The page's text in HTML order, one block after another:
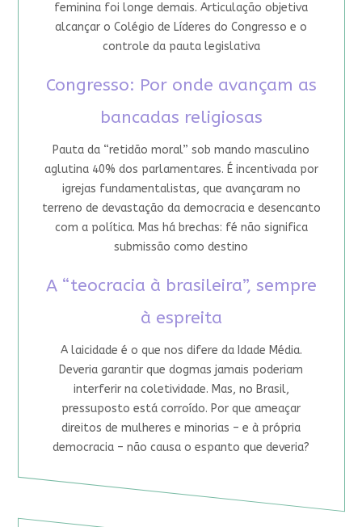
feminina foi longe demais. Articulação objetiva
alcançar o Colégio de Líderes do Congresso e o
controle da pauta legislativa
Congresso: Por onde avançam as
bancadas religiosas
Pauta da “retidão moral” sob mando masculino
aglutina 40% dos parlamentares. É incentivada por
igrejas fundamentalistas, que avançaram no
terreno de devastação da democracia e desencanto
com a política. Mas há brechas: fé não significa
submissão como destino
A “teocracia à brasileira”, sempre
à espreita
A laicidade é o que nos difere da Idade Média.
Deveria garantir que dogmas jamais poderiam
interferir na coletividade. Mas, no Brasil,
pressuposto está corroído. Por que ameaçar
direitos de mulheres e minorias – e à própria
democracia – não causa o espanto que deveria?